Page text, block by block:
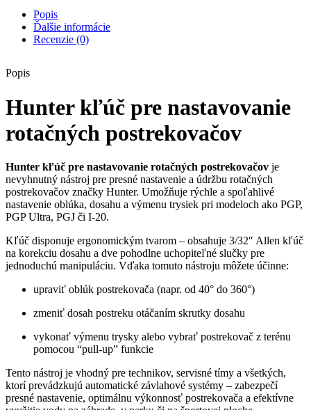
Popis
Ďalšie informácie
Recenzie (0)
Popis
Hunter kľúč pre nastavovanie
rotačných postrekovačov
Hunter kľúč pre nastavovanie rotačných postrekovačov je
nevyhnutný nástroj pre presné nastavenie a údržbu rotačných
postrekovačov značky Hunter. Umožňuje rýchle a spoľahlivé
nastavenie oblúka, dosahu a výmenu trysiek pri modeloch ako PGP,
PGP Ultra, PGJ či I‑20.
Kľúč disponuje ergonomickým tvarom – obsahuje 3/32″ Allen kľúč
na korekciu dosahu a dve pohodlne uchopiteľné slučky pre
jednoduchú manipuláciu. Vďaka tomuto nástroju môžete účinne:
upraviť oblúk postrekovača (napr. od 40° do 360°)
zmeniť dosah postreku otáčaním skrutky dosahu
vykonať výmenu trysky alebo vybrať postrekovač z terénu
pomocou “pull‑up” funkcie
Tento nástroj je vhodný pre technikov, servisné tímy a všetkých,
ktorí prevádzkujú automatické závlahové systémy – zabezpečí
presné nastavenie, optimálnu výkonnosť postrekovača a efektívne